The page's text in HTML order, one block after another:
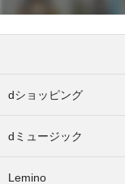
dショッピング
dミュージック
Lemino